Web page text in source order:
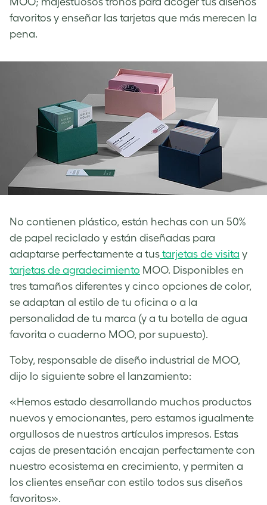
favoritos y enseñar las tarjetas que más merecen la
pena.
No contienen plástico, están hechas con un 50%
de papel reciclado y están diseñadas para
adaptarse perfectamente a tus tarjetas de visita y
tarjetas de agradecimiento MOO. Disponibles en
tres tamaños diferentes y cinco opciones de color,
se adaptan al estilo de tu oficina o a la
personalidad de tu marca (y a tu botella de agua
favorita o cuaderno MOO, por supuesto).
Toby, responsable de diseño industrial de MOO,
dijo lo siguiente sobre el lanzamiento:
«Hemos estado desarrollando muchos productos
nuevos y emocionantes, pero estamos igualmente
orgullosos de nuestros artículos impresos. Estas
cajas de presentación encajan perfectamente con
nuestro ecosistema en crecimiento, y permiten a
los clientes enseñar con estilo todos sus diseños
favoritos».